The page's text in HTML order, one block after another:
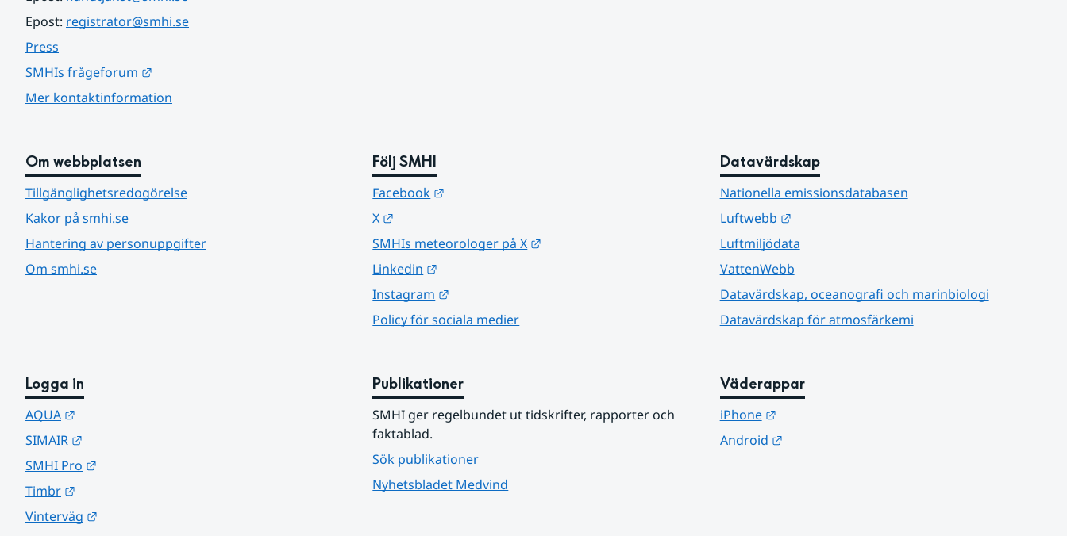
Epost: registrator@smhi.se
Press
SMHIs frågeforum
Mer kontaktinformation
Om webbplatsen
Tillgänglighetsredogörelse
Kakor på smhi.se
Hantering av personuppgifter
Om smhi.se
Följ SMHI
Facebook
X
SMHIs meteorologer på X
Linkedin
Instagram
Policy för sociala medier
Datavärdskap
Nationella emissionsdatabasen
Luftwebb
Länk till annan webbplats.
Luftmiljödata
VattenWebb
Datavärdskap, oceanografi och marinbiologi
Datavärdskap för atmosfärkemi
Logga in
AQUA
SIMAIR
SMHI Pro
Timbr
Vinterväg
Publikationer
SMHI ger regelbundet ut tidskrifter, rapporter och
faktablad.
Sök publikationer
Nyhetsbladet Medvind
Väderappar
iPhone
Länk till annan webbplats.
Android
Länk till annan webbplats.